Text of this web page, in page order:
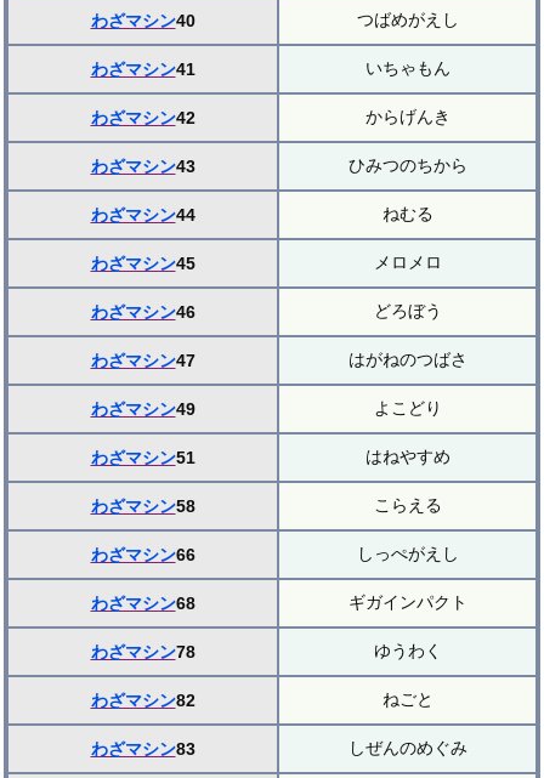
わざマシン40 つばめがえし
わざマシン41 いちゃもん
わざマシン42 からげんき
わざマシン43 ひみつのちから
わざマシン44 ねむる
わざマシン45 メロメロ
わざマシン46 どろぼう
わざマシン47 はがねのつばさ
わざマシン49 よこどり
わざマシン51 はねやすめ
わざマシン58 こらえる
わざマシン66 しっぺがえし
わざマシン68 ギガインパクト
わざマシン78 ゆうわく
わざマシン82 ねごと
わざマシン83 しぜんのめぐみ